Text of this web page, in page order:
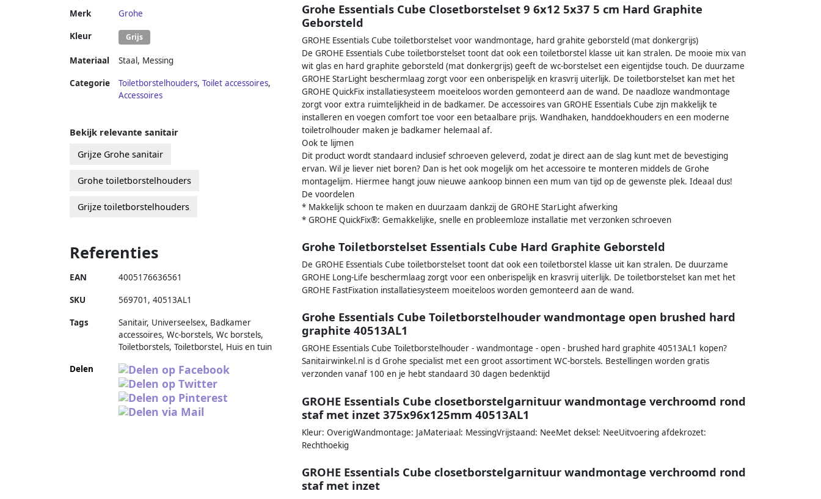
Merk Grohe
Kleur Grijs
Materiaal Staal, Messing
Categorie Toiletborstelhouders, Toilet accessoires,
Accessoires
Grohe Essentials Cube Closetborstelset 9 6x12 5x37 5 cm Hard Graphite
Geborsteld
GROHE Essentials Cube toiletborstelset voor wandmontage, hard grahite geborsteld (mat donkergrijs)
De GROHE Essentials Cube toiletborstelset toont dat ook een toiletborstel klasse uit kan stralen. De mooie mix van
wit glas en hard graphite geborsteld (mat donkergrijs) geeft de wc-borstelset een eigentijdse touch. De duurzame
GROHE StarLight beschermlaag zorgt voor een onberispelijk en krasvrij uiterlijk. De toiletborstelset kan met het
GROHE QuickFix installatiesysteem moeiteloos worden gemonteerd aan de wand. De naadloze wandmontage
zorgt voor extra ruimtelijkheid in de badkamer. De accessoires van GROHE Essentials Cube zijn makkelijk te
installeren en voegen comfort toe voor een betaalbare prijs. Wandhaken, handdoekhouders en een moderne
toiletrolhouder maken je badkamer helemaal af.
Ook te lijmen
Dit product wordt standaard inclusief schroeven geleverd, zodat je direct aan de slag kunt met de bevestiging
ervan. Wil je liever niet boren? Dan is het ook mogelijk om het accessoire te monteren middels de Grohe
montagelijm. Hiermee hangt jouw nieuwe aankoop binnen een mum van tijd op de gewenste plek. Ideaal dus!
De voordelen
* Makkelijk schoon te maken en duurzaam dankzij de GROHE StarLight afwerking
* GROHE QuickFix®: Gemakkelijke, snelle en probleemloze installatie met verzonken schroeven
Grohe Toiletborstelset Essentials Cube Hard Graphite Geborsteld
De GROHE Essentials Cube toiletborstelset toont dat ook een toiletborstel klasse uit kan stralen. De duurzame
GROHE Long-Life beschermlaag zorgt voor een onberispelijk en krasvrij uiterlijk. De toiletborstelset kan met het
GROHE FastFixation installatiesysteem moeiteloos worden gemonteerd aan de wand.
Grohe Essentials Cube Toiletborstelhouder wandmontage open brushed hard
graphite 40513AL1
GROHE Essentials Cube Toiletborstelhouder - wandmontage - open - brushed hard graphite 40513AL1 kopen?
Sanitairwinkel.nl is d Grohe specialist met een groot assortiment WC-borstels. Bestellingen worden gratis
verzonden vanaf 100 en je hebt standaard 30 dagen bedenktijd
GROHE Essentials Cube closetborstelgarnituur wandmontage verchroomd rond
staf met inzet 375x96x125mm 40513AL1
Kleur: OverigWandmontage: JaMateriaal: MessingVrijstaand: NeeMet deksel: NeeUitvoering afdekrozet:
Rechthoekig
GROHE Essentials Cube closetborstelgarnituur wandmontage verchroomd rond
staf met inzet
Bekijk relevante sanitair
Grijze Grohe sanitair
Grohe toiletborstelhouders
Grijze toiletborstelhouders
Referenties
EAN 4005176636561
SKU 569701 , 40513AL1
Tags
Sanitair, Universeelsex, Badkamer
accessoires, Wc-borstels, Wc borstels,
Toiletborstels, Toiletborstel, Huis en tuin
Delen